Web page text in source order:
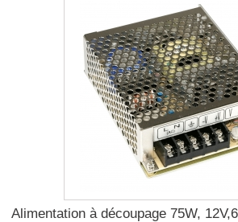
Alimentation à découpage 75W,